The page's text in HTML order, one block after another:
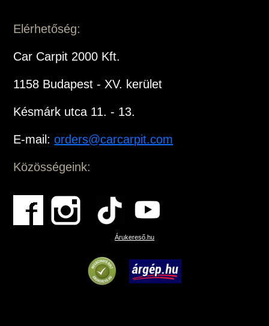
Elérhetőség:
Car Carpit 2000 Kft.
1158 Budapest - XV. kerület
Késmárk utca 11. - 13.
E-mail:orders@carcarpit.com
Közösségeink:
Árukereső.hu